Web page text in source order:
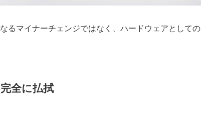
るマイナーチェンジではなく、ハードウェアとしての
全に払拭